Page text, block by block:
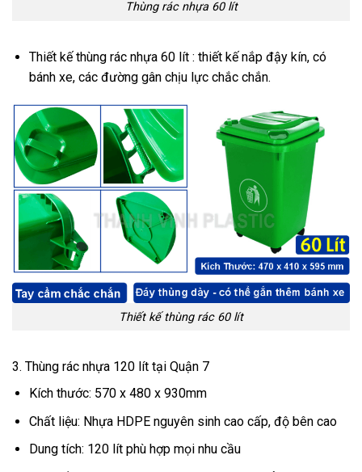
Thùng rác nhựa 60 lít
Thiết kế thùng rác nhựa 60 lít : thiết kế nắp đậy kín, có
bánh xe, các đường gân chịu lực chắc chắn.
Thiết kế thùng rác 60 lít
3. Thùng rác nhựa 120 lít tại Quận 7
Kích thước: 570 x 480 x 930mm
Chất liệu: Nhựa HDPE nguyên sinh cao cấp, độ bên cao
Dung tích: 120 lít phù hợp mọi nhu cầu